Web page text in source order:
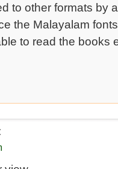
to other formats by
the Malayalam
to read the books